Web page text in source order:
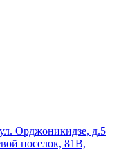
Орджоникидзе, д.5
поселок, 81В,